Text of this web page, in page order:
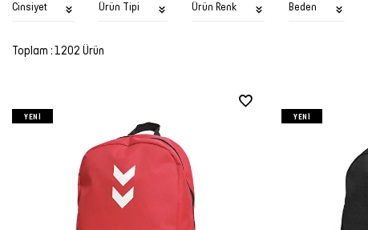
Cinsiyet Ürün Tipi Ürün Renk Beden
Toplam : 1202 Ürün
YENI YENI